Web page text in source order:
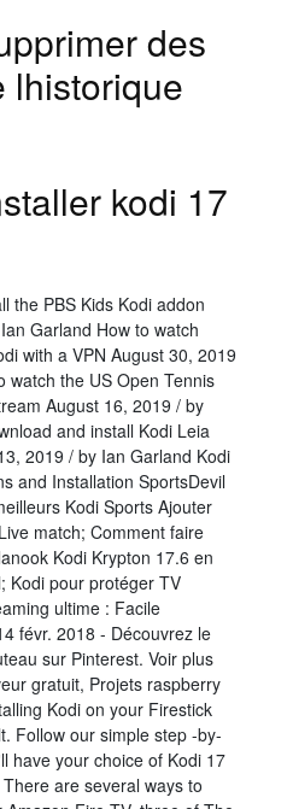
des
lhistorique
kodi 17
the PBS Kids Kodi addon
Garland How to watch
with a VPN August 30, 2019
watch the US Open Tennis
August 16, 2019 / by
and install Kodi Leia
2019 / by Ian Garland Kodi
and Installation SportsDevil
Kodi Sports Ajouter
match; Comment faire
Kodi Krypton 17.6 en
Kodi pour protéger TV
ultime : Facile
févr. 2018 - Découvrez le
sur Pinterest. Voir plus
gratuit, Projets raspberry
Kodi on your Firestick
Follow our simple step -by-
have your choice of Kodi 17
are several ways to